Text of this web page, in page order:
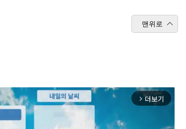
맨위로
arrow_forward_ios 더보기